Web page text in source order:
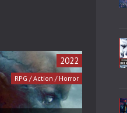
2022
RPG / Action / Horror